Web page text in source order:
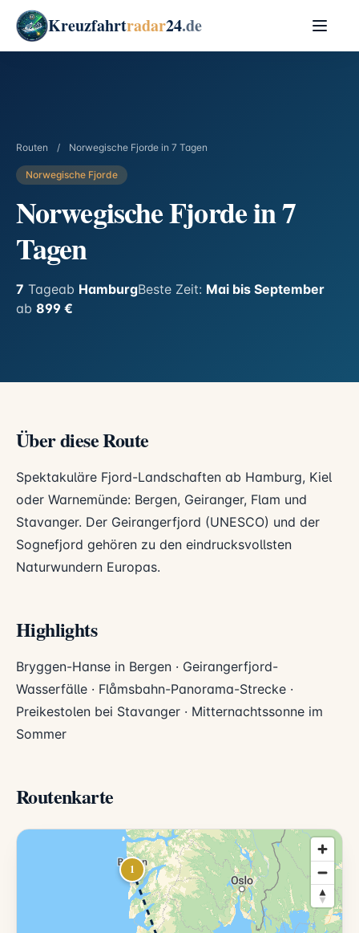
Kreuzfahrtradar24.de
Routen / Norwegische Fjorde in 7 Tagen
Norwegische Fjorde
Norwegische Fjorde in 7
Tagen
7 Tageab HamburgBeste Zeit: Mai bis September
ab 899 €
Über diese Route
Spektakuläre Fjord-Landschaften ab Hamburg, Kiel
oder Warnemünde: Bergen, Geiranger, Flam und
Stavanger. Der Geirangerfjord (UNESCO) und der
Sognefjord gehören zu den eindrucksvollsten
Naturwundern Europas.
Highlights
Bryggen-Hanse in Bergen · Geirangerfjord-
Wasserfälle · Flåmsbahn-Panorama-Strecke ·
Preikestolen bei Stavanger · Mitternachtssonne im
Sommer
Routenkarte
1